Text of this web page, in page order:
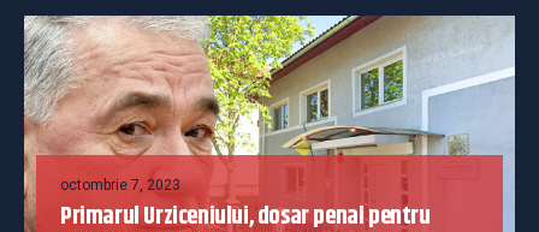
octombrie 7, 2023
Primarul Urziceniului, dosar penal pentru